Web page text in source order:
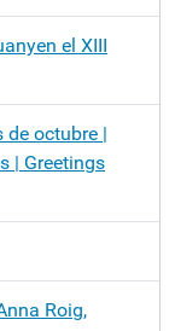
el XIII
octubre |
| Greetings
Roig,